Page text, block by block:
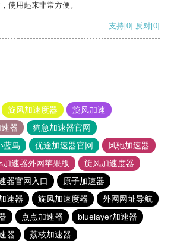
使用起来非常方便。
支持[0] 反对[0]
旋风加速度器
旋风加速
器
狗急加速器官网
蓝鸟 优途加速器官网
风驰加速器
加速器外网苹果版
旋风加速度器
器官网入口
原子加速器
速器 旋风加速度器
外网网址导航
点点加速器
bluelayer加速器
器
荔枝加速器